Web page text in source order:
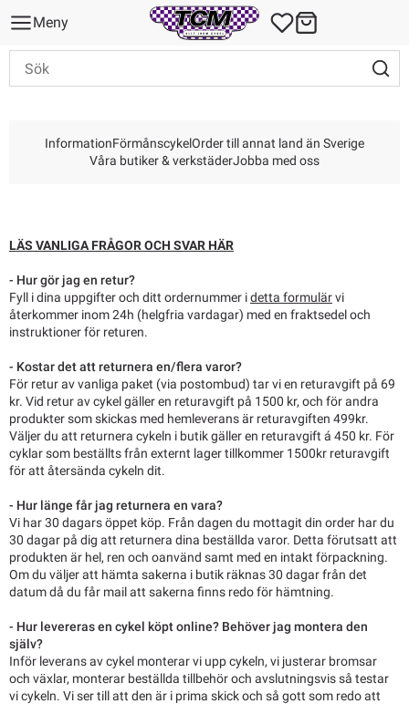
Meny
InformationFörmånscykelOrder till annat land än Sverige
Våra butiker & verkstäderJobba med oss
LÄS VANLIGA FRÅGOR OCH SVAR HÄR
- Hur gör jag en retur?
Fyll i dina uppgifter och ditt ordernummer idetta formulärvi
återkommer inom 24h (helgfria vardagar) med en fraktsedel och
instruktioner för returen.
- Kostar det att returnera en/flera varor?
För retur av vanliga paket (via postombud) tar vi en returavgift på 69
kr. Vid retur av cykel gäller en returavgift på 1500 kr, och för andra
produkter som skickas med hemleverans är returavgiften 499kr.
Väljer du att returnera cykeln i butik gäller en returavgift á 450 kr. För
cyklar som beställts från externt lager tillkommer 1500kr returavgift
för att återsända cykeln dit.
- Hur länge får jag returnera en vara?
Vi har 30 dagars öppet köp. Från dagen du mottagit din order har du
30 dagar på dig att returnera dina beställda varor. Detta förutsatt att
produkten är hel, ren och oanvänd samt med en intakt förpackning.
Om du väljer att hämta sakerna i butik räknas 30 dagar från det
datum då du får mail att sakerna finns redo för hämtning.
- Hur levereras en cykel köpt online? Behöver jag montera den
själv?
Inför leverans av cykel monterar vi upp cykeln, vi justerar bromsar
och växlar, monterar beställda tillbehör och avslutningsvis så testar
vi cykeln. Vi ser till att den är i prima skick och så gott som redo att